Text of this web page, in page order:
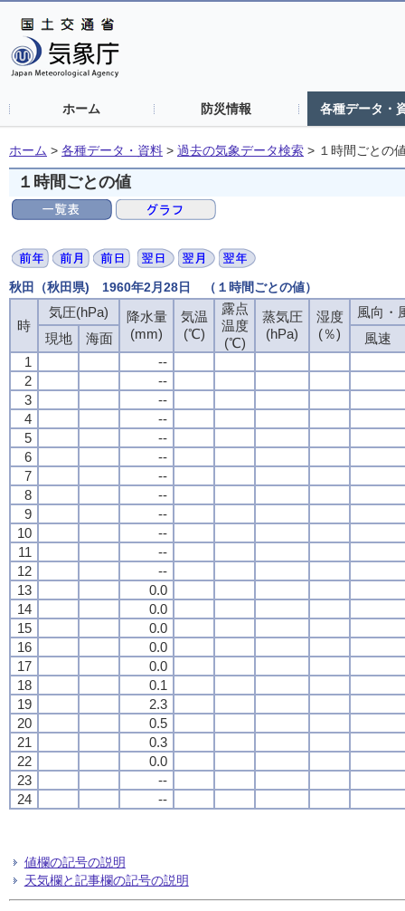
ホーム 防災情報 各種データ・
ホーム > 各種データ・資料 > 過去の気象データ検索 > １時間ごとの
１時間ごとの値
秋田（秋田県) 1960年2月28日 （１時間ごとの値）
時
気圧(hPa)
降水量
(mm)
気温
(℃)
露点
温度
(℃)
蒸気圧
(hPa)
湿度
(％)
風向・
現地
海面
風速
1
--
2
--
3
--
4
--
5
--
6
--
7
--
8
--
9
--
10
--
11
--
12
--
13
0.0
14
0.0
15
0.0
16
0.0
17
0.0
18
0.1
19
2.3
20
0.5
21
0.3
22
0.0
23
--
24
--
値欄の記号の説明
天気欄と記事欄の記号の説明